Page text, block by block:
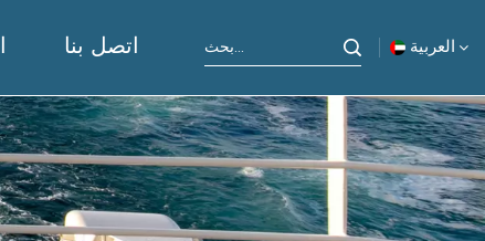
اتصل بنا العربية
English
русский